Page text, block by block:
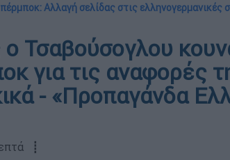
Αλλαγή σελίδας στις ελληνογερμανικές
Τσαβούσογλου
για τις αναφορές
- «Προπαγάνδα
┋